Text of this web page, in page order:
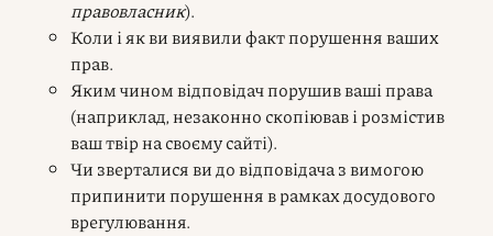
правовласник).
Коли і як ви виявили факт порушення ваших
прав.
Яким чином відповідач порушив ваші права
(наприклад, незаконно скопіював і розмістив
ваш твір на своєму сайті).
Чи зверталися ви до відповідача з вимогою
припинити порушення в рамках досудового
врегулювання.